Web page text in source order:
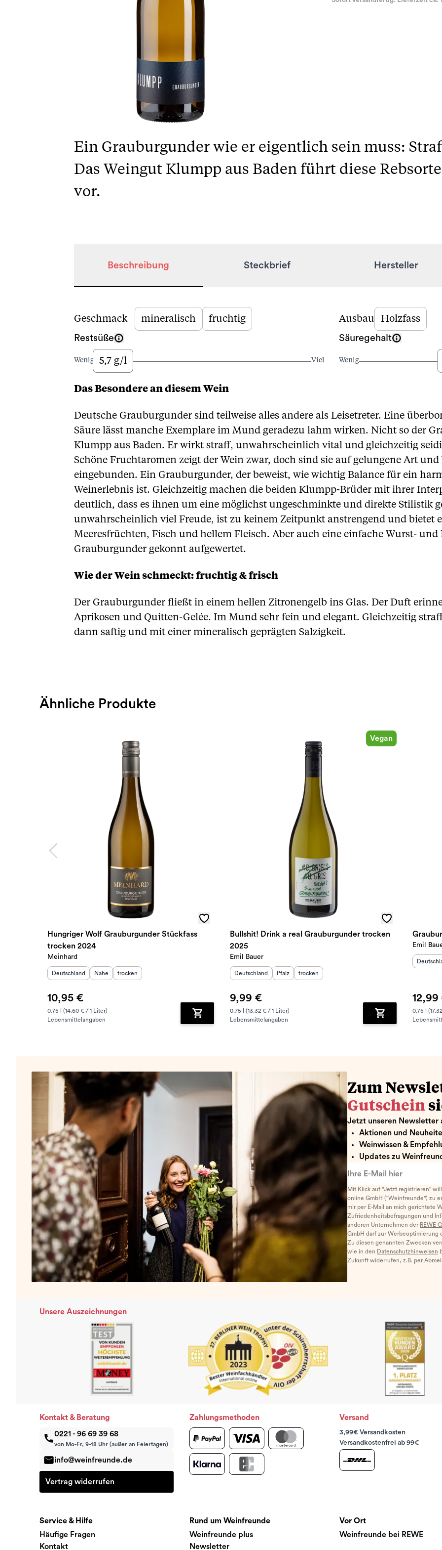
Ein Grauburgunder wie er eigentlich sein muss:
Das Weingut Klumpp aus Baden führt diese
vor.
Beschreibung Steckbrief Hersteller
Beschreibung
Geschmack mineralisch fruchtig Ausbau Holzfass
Restsüße
Wenig 5,7 g/l Viel
Säuregehalt
Wenig
Das Besondere an diesem Wein
Deutsche Grauburgunder sind teilweise alles andere als Leisetreter. Eine
Säure lässt manche Exemplare im Mund geradezu lahm wirken. Nicht so der
Klumpp aus Baden. Er wirkt straff, unwahrscheinlich vital und gleichzeitig
Schöne Fruchtaromen zeigt der Wein zwar, doch sind sie auf gelungene Art
eingebunden. Ein Grauburgunder, der beweist, wie wichtig Balance für ein
Weinerlebnis ist. Gleichzeitig machen die beiden Klumpp-Brüder mit ihrer
deutlich, dass es ihnen um eine möglichst ungeschminkte und direkte Stilistik
unwahrscheinlich viel Freude, ist zu keinem Zeitpunkt anstrengend und bietet
Meeresfrüchten, Fisch und hellem Fleisch. Aber auch eine einfache Wurst-
Grauburgunder gekonnt aufgewertet.
Wie der Wein schmeckt: fruchtig & frisch
Der Grauburgunder fließt in einem hellen Zitronengelb ins Glas. Der Duft
Aprikosen und Quitten-Gelée. Im Mund sehr fein und elegant. Gleichzeitig
dann saftig und mit einer mineralisch geprägten Salzigkeit.
Ähnliche Produkte
Hungriger Wolf Grauburgunder Stückfass
trocken 2024
Meinhard
Herkunftsland
Deutschland Herkunftsregion
Nahe Geschmack
trocken
10,95 €
0.75 l (14.60 € / 1 Liter)
Lebensmittelangaben
Zum Warenkorb hinzufügen
Vegan
Bullshit! Drink a real Grauburgunder trocken
2025
Emil Bauer
Herkunftsland
Deutschland Herkunftsregion
Pfalz Geschmack
trocken
9,99 €
0.75 l (13.32 € / 1 Liter)
Lebensmittelangaben
Zum Warenkorb
Emil
12,99
0.75 l
Zum
Gutschein
Jetzt unseren Newsletter
Aktionen und
Weinwissen &
Updates zu
Mit Klick auf "Jetzt registrieren"
online GmbH ("Weinfreunde") zu
mir per E-Mail an mich gerichtete
Zufriedenheitsbefragungen und
anderen Unternehmen der REWE
GmbH darf zur Werbeoptimierung
Zu diesen genannten Zwecken
wie in den Datenschutzhinweisen
Zukunft widerrufen, z.B. per
Unsere Auszeichnungen
Kontakt & Beratung
0221 - 96 69 39 68
von Mo-Fr, 9-18 Uhr (außer an Feiertagen)
info@weinfreunde.de
Vertrag widerrufen
Zahlungsmethoden Versand
3,99€ Versandkosten
Versandkostenfrei ab 99€
Service & Hilfe
Häufige Fragen
Kontakt
Rund um Weinfreunde
Weinfreunde plus
Newsletter
Vor Ort
Weinfreunde bei REWE